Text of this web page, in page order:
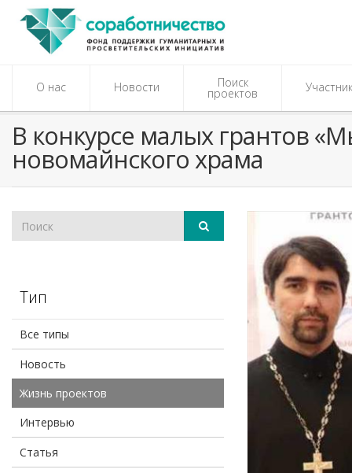
О нас Новости Поиск
проектов
В конкурсе малых грантов
новомайнского храма
Тип
Все типы
Новость
Жизнь проектов
Интервью
Статья